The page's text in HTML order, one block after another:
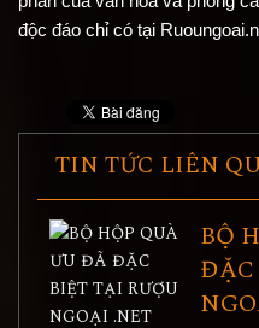
độc đáo chỉ có tại
TIN TỨC LIÊN
BỘ
ĐẶC